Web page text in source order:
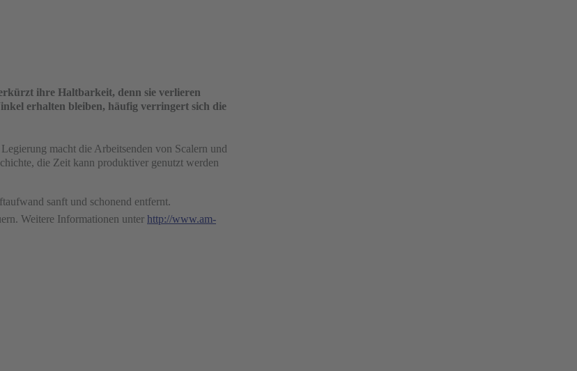
ihre Haltbarkeit, denn sie verlieren
erhalten bleiben, häufig verringert sich die
macht die Arbeitsenden von Scalern und
die Zeit kann produktiver genutzt werden
sanft und schonend entfernt.
Weitere Informationen unter http://www.am-